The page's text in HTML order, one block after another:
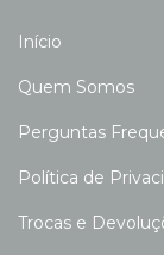
Início
Quem Somos
Perguntas
Política de
Trocas e